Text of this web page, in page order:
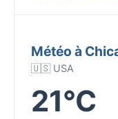
Météo à
🇺🇸 USA
21°C